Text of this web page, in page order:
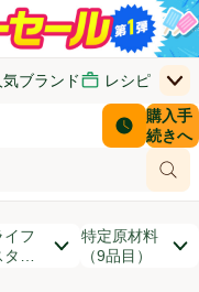
気ブランド レシピ
ドウで開く)
上
商
配送日時
購入手
続きへ
お客さ
￥0
イフ
タイ
特定原材料
（9品目）